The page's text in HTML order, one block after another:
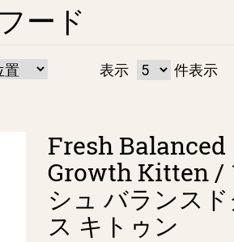
ード
表示 件表示
Fresh Balanced
Growth Kitten /
シュ バランス
ス キトゥン